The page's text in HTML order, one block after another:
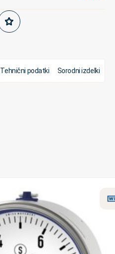
Tehnični podatki Sorodni izdelki